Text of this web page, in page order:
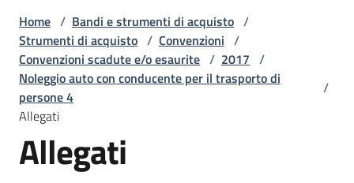
telematici
L'Agenzia
Bandi
Home / Bandi e strumenti di acquisto /
Strumenti di acquisto / Convenzioni /
Convenzioni scadute e/o esaurite / 2017 /
Noleggio auto con conducente per il trasporto di
persone 4
/
Allegati
Allegati